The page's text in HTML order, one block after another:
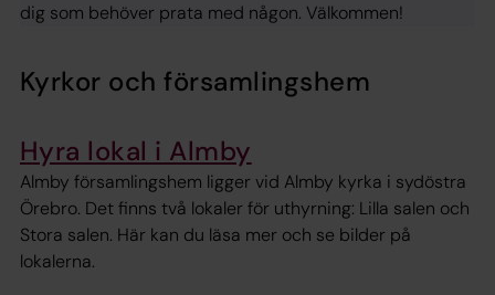
dig som behöver prata med någon. Välkommen!
Kyrkor och församlingshem
Hyra lokal i Almby
Almby församlingshem ligger vid Almby kyrka i sydöstra
Örebro. Det finns två lokaler för uthyrning: Lilla salen och
Stora salen. Här kan du läsa mer och se bilder på
lokalerna.